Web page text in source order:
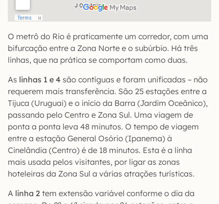
O metrô do Rio é praticamente um corredor, com uma
bifurcação entre a Zona Norte e o subúrbio. Há três
linhas, que na prática se comportam como duas.
As linhas 1 e 4 são contíguas e foram unificadas – não
requerem mais transferência. São 25 estações entre a
Tijuca (Uruguai) e o início da Barra (Jardim Oceânico),
passando pelo Centro e Zona Sul. Uma viagem de
ponta a ponta leva 48 minutos. O tempo de viagem
entre a estação General Osório (Ipanema) à
Cinelândia (Centro) é de 18 minutos. Esta é a linha
mais usada pelos visitantes, por ligar as zonas
hoteleiras da Zona Sul a várias atrações turísticas.
A linha 2 tem extensão variável conforme o dia da